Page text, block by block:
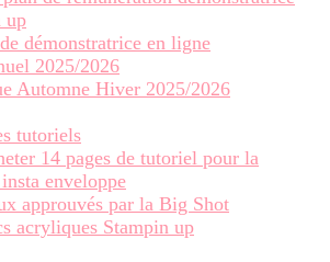
up
démonstratrice en ligne
2025/2026
Automne Hiver 2025/2026
tutoriels
14 pages de tutoriel pour la
enveloppe
approuvés par la Big Shot
acryliques Stampin up